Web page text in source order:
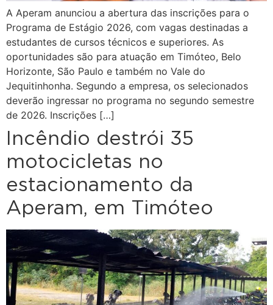
A Aperam anunciou a abertura das inscrições para o
Programa de Estágio 2026, com vagas destinadas a
estudantes de cursos técnicos e superiores. As
oportunidades são para atuação em Timóteo, Belo
Horizonte, São Paulo e também no Vale do
Jequitinhonha. Segundo a empresa, os selecionados
deverão ingressar no programa no segundo semestre
de 2026. Inscrições […]
Incêndio destrói 35
motocicletas no
estacionamento da
Aperam, em Timóteo